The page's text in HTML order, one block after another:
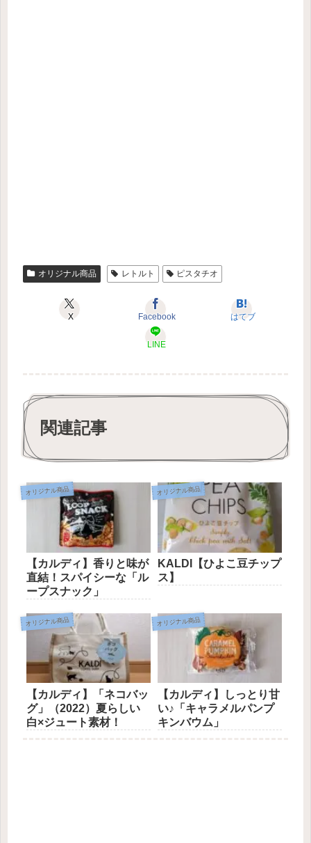
オリジナル商品 レトルト ピスタチオ
X Facebook はてブ
LINE
関連記事
オリジナル商品
【カルディ】香りと味が
直結！スパイシーな「ル
ープスナック」
オリジナル商品
KALDI【ひよこ豆チップ
ス】
オリジナル商品
【カルディ】「ネコバッ
グ」（2022）夏らしい
白×ジュート素材！
オリジナル商品
【カルディ】しっとり甘
い♪「キャラメルパンプ
キンバウム」